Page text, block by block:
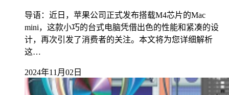
导语：近日，苹果公司正式发布搭载M4芯片的Mac
mini，这款小巧的台式电脑凭借出色的性能和紧凑的设
计，再次引发了消费者的关注。本文将为您详细解析
这…
2024年11月02日